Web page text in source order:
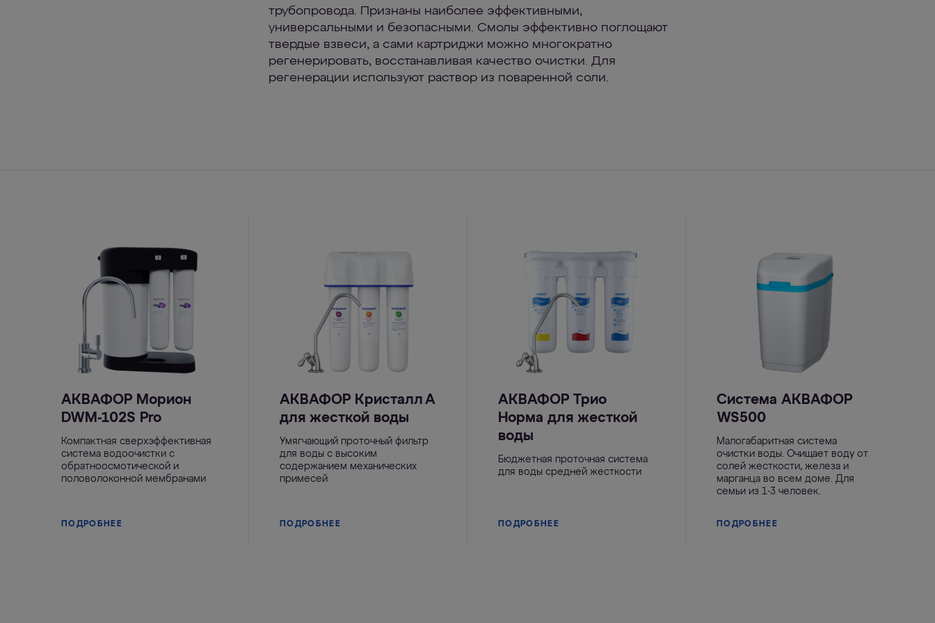
трубопровода. Признаны наиболее эффективными,
универсальными и безопасными. Смолы эффективно поглощают
твердые взвеси, а сами картриджи можно многократно
регенерировать, восстанавливая качество очистки. Для
регенерации используют раствор из поваренной соли.
АКВАФОР Морион
DWM-102S Pro
Компактная сверхэффективная
система водоочистки с
обратноосмотической и
половолоконной мембранами
ПОДРОБНЕЕ
АКВАФОР Кристалл А
для жесткой воды
Умягчающий проточный фильтр
для воды с высоким
содержанием механических
примесей
ПОДРОБНЕЕ
АКВАФОР Трио
Норма для жесткой
воды
Бюджетная проточная система
для воды средней жесткости
ПОДРОБНЕЕ
Система АКВАФОР
WS500
Малогабаритная система
очистки воды. Очищает воду от
солей жесткости, железа и
марганца во всем доме. Для
семьи из 1-3 человек.
ПОДРОБНЕЕ